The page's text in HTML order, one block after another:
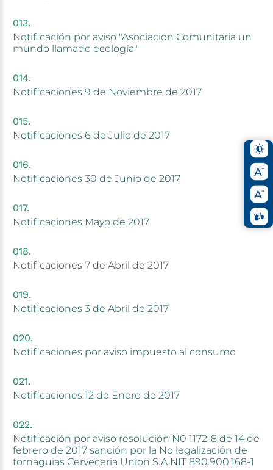
Notificación por aviso "Asociación Comunitaria un
mundo llamado ecología"
Notificaciones 9 de Noviembre de 2017
Notificaciones 6 de Julio de 2017
Notificaciones 30 de Junio de 2017
Notificaciones Mayo de 2017
Notificaciones 7 de Abril de 2017
Notificaciones 3 de Abril de 2017
Notificaciones por aviso impuesto al consumo
Notificaciones 12 de Enero de 2017
Notificación por aviso resolución N0 1172-8 de 14 de
febrero de 2017 sanción por la No legalización de
tornaguias Cerveceria Union S.A NIT 890.900.168-1